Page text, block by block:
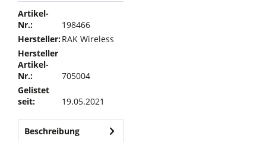
Artikel-
Nr.:
198466
Hersteller:RAK Wireless
Hersteller
Artikel-
Nr.:
705004
Gelistet
seit:
19.05.2021
Beschreibung